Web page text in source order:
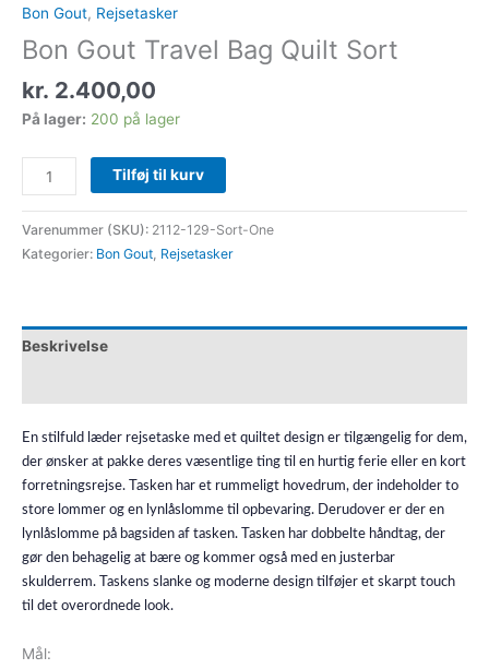
Bon Gout, Rejsetasker
Bon Gout Travel Bag Quilt Sort
kr. 2.400,00
På lager: 200 på lager
Tilføj til kurv
Varenummer (SKU): 2112-129-Sort-One
Kategorier: Bon Gout Rejsetasker
Beskrivelse
En stilfuld læder rejsetaske med et quiltet design er tilgængelig for dem,
der ønsker at pakke deres væsentlige ting til en hurtig ferie eller en kort
forretningsrejse. Tasken har et rummeligt hovedrum, der indeholder to
store lommer og en lynlåslomme til opbevaring. Derudover er der en
lynlåslomme på bagsiden af ​​tasken. Tasken har dobbelte håndtag, der
gør den behagelig at bære og kommer også med en justerbar
skulderrem. Taskens slanke og moderne design tilføjer et skarpt touch
til det overordnede look.
Mål: